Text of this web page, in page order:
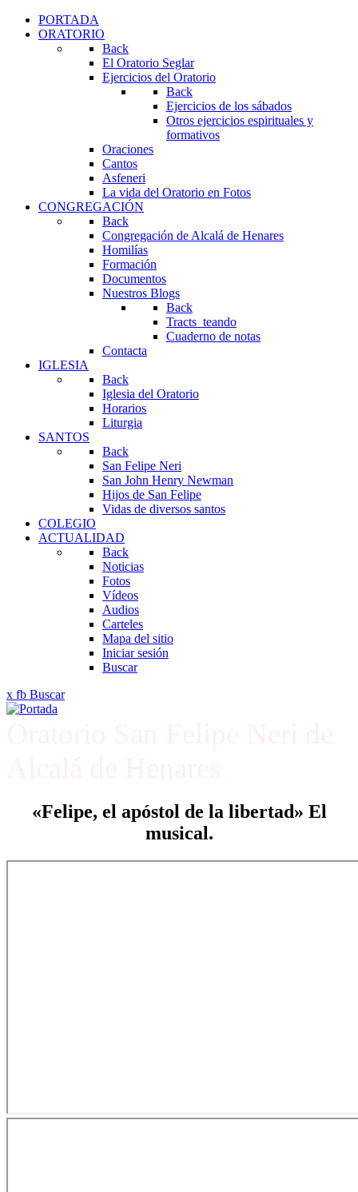
PORTADA
ORATORIO
Back
El Oratorio Seglar
Ejercicios del Oratorio
Back
Ejercicios de los sábados
Otros ejercicios espirituales y
formativos
Oraciones
Cantos
Asfeneri
La vida del Oratorio en Fotos
CONGREGACIÓN
Back
Congregación de Alcalá de Henares
Homilías
Formación
Documentos
Nuestros Blogs
Back
Tracts_teando
Cuaderno de notas
Contacta
IGLESIA
Back
Iglesia del Oratorio
Horarios
Liturgia
SANTOS
Back
San Felipe Neri
San John Henry Newman
Hijos de San Felipe
Vidas de diversos santos
COLEGIO
ACTUALIDAD
Back
Noticias
Fotos
Vídeos
Audios
Carteles
Mapa del sitio
Iniciar sesión
Buscar
x fb Buscar
«Felipe, el apóstol de la libertad» El
musical.